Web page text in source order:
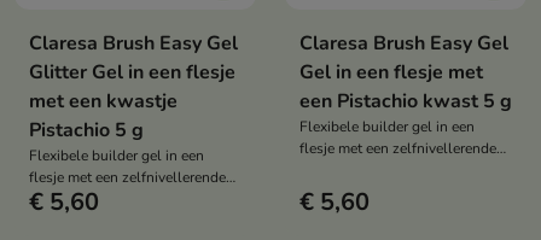
Claresa Brush Easy Gel
Glitter Gel in een flesje
met een kwastje
Pistachio 5 g
Flexibele builder gel in een
flesje met een zelfnivellerende
formule die de natuurlijke
€ 5,60
Claresa Brush Easy Gel
Gel in een flesje met
een Pistachio kwast 5 g
Flexibele builder gel in een
flesje met een zelfnivellerende
nagelplaat versterkt, het
opbouwen en verlengen van
€ 5,60